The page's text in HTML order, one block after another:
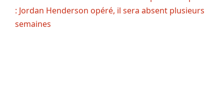
: Jordan Henderson opéré, il sera absent plusieurs
semaines